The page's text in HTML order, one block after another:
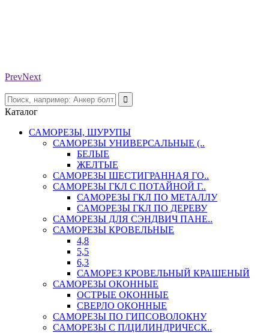
PrevNext
Каталог
САМОРЕЗЫ, ШУРУПЫ
САМОРЕЗЫ УНИВЕРСАЛЬНЫЕ (..
БЕЛЫЕ
ЖЕЛТЫЕ
САМОРЕЗЫ ШЕСТИГРАННАЯ ГО..
САМОРЕЗЫ ГКЛ С ПОТАЙНОЙ Г..
САМОРЕЗЫ ГКЛ ПО МЕТАЛЛУ
САМОРЕЗЫ ГКЛ ПО ДЕРЕВУ
САМОРЕЗЫ ДЛЯ СЭНДВИЧ ПАНЕ..
САМОРЕЗЫ КРОВЕЛЬНЫЕ
4,8
5,5
6,3
САМОРЕЗ КРОВЕЛЬНЫЙ КРАШЕНЫЙ
САМОРЕЗЫ ОКОННЫЕ
ОСТРЫЕ ОКОННЫЕ
СВЕРЛО ОКОННЫЕ
САМОРЕЗЫ ПО ГИПСОВОЛОКНУ
САМОРЕЗЫ С П/ЦИЛИНДРИЧЕСК..